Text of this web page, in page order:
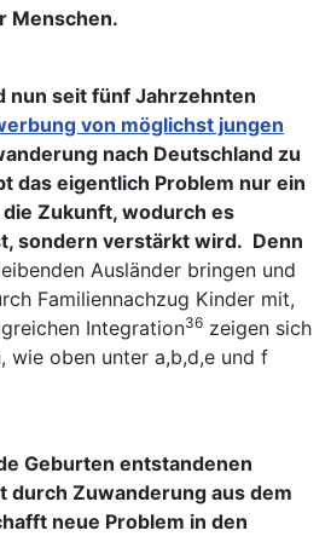
Menschen.
nun seit fünf Jahrzehnten
von möglichst jungen
nach Deutschland zu
das eigentlich Problem nur ein
Zukunft, wodurch es
sondern verstärkt wird. Denn
Ausländer bringen und
Familiennachzug Kinder mit,
Integration36 zeigen sich
wie oben unter a,b,d,e und f
Geburten entstandenen
durch Zuwanderung aus dem
neue Problem in den